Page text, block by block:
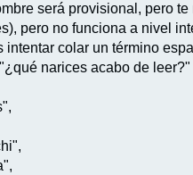
será provisional, pero
pero no funciona a nivel
intentar colar un término
narices acabo de